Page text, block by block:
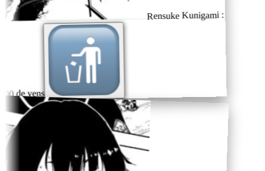
Rensuke Kunigami :
de yens